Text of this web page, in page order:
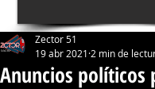
Anuncios políticos
Zector 51
19 abr 2021 2 min de